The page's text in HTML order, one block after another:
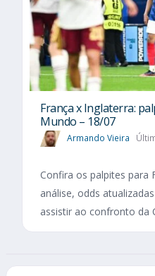
França x Inglaterra:
Mundo – 18/07
Armando Vieira
Confira os palpites para
análise, odds
assistir ao confronto da